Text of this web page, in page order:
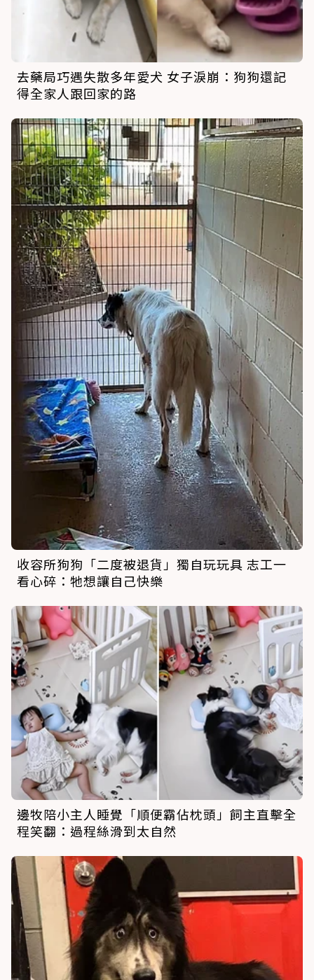
去藥局巧遇失散多年愛犬 女子淚崩：狗狗還記
得全家人跟回家的路
收容所狗狗「二度被退貨」獨自玩玩具 志工一
看心碎：牠想讓自己快樂
邊牧陪小主人睡覺「順便霸佔枕頭」飼主直擊全
程笑翻：過程絲滑到太自然